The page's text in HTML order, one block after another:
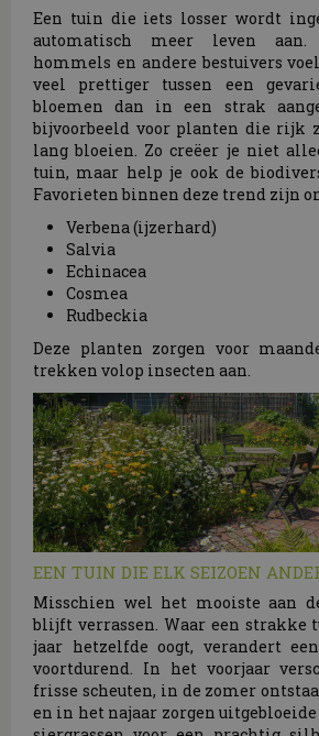
Een tuin die iets losser wordt
automatisch meer leven aan.
hommels en andere bestuivers
veel prettiger tussen een
bloemen dan in een strak
bijvoorbeeld voor planten die rijk
lang bloeien. Zo creëer je niet
tuin, maar help je ook de
Favorieten binnen deze trend zijn
Verbena (ijzerhard)
Salvia
Echinacea
Cosmea
Rudbeckia
Deze planten zorgen voor
trekken volop insecten aan.
EEN TUIN DIE ELK SEIZOEN
Misschien wel het mooiste aan
blijft verrassen. Waar een strakke
jaar hetzelfde oogt, verandert
voortdurend. In het voorjaar
frisse scheuten, in de zomer
en in het najaar zorgen